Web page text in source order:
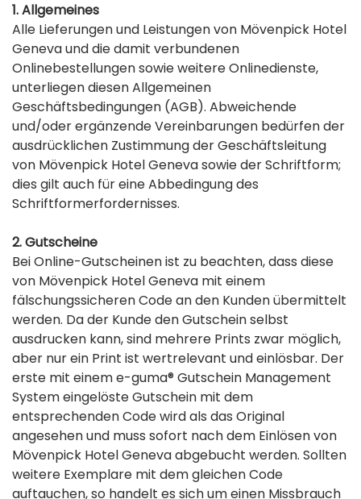
1. Allgemeines
Alle Lieferungen und Leistungen von Mövenpick Hotel
Geneva und die damit verbundenen
Onlinebestellungen sowie weitere Onlinedienste,
unterliegen diesen Allgemeinen
Geschäftsbedingungen (AGB). Abweichende
und/oder ergänzende Vereinbarungen bedürfen der
ausdrücklichen Zustimmung der Geschäftsleitung
von Mövenpick Hotel Geneva sowie der Schriftform;
dies gilt auch für eine Abbedingung des
Schriftformerfordernisses.
2. Gutscheine
Bei Online-Gutscheinen ist zu beachten, dass diese
von Mövenpick Hotel Geneva mit einem
fälschungssicheren Code an den Kunden übermittelt
werden. Da der Kunde den Gutschein selbst
ausdrucken kann, sind mehrere Prints zwar möglich,
aber nur ein Print ist wertrelevant und einlösbar. Der
erste mit einem e-guma® Gutschein Management
System eingelöste Gutschein mit dem
entsprechenden Code wird als das Original
angesehen und muss sofort nach dem Einlösen von
Mövenpick Hotel Geneva abgebucht werden. Sollten
weitere Exemplare mit dem gleichen Code
auftauchen, so handelt es sich um einen Missbrauch